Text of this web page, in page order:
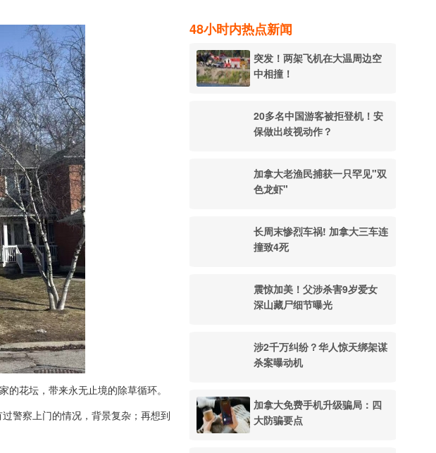
花坛，带来永无止境的除草循环。
警察上门的情况，背景复杂；再想到
48小时内热点新闻
突发！两架飞机在大温周边空
中相撞！
20多名中国游客被拒登机！安
保做出歧视动作？
加拿大老渔民捕获一只罕见"双
色龙虾"
长周末惨烈车祸! 加拿大三车连
撞致4死
震惊加美！父涉杀害9岁爱女
深山藏尸细节曝光
涉2千万纠纷？华人惊天绑架谋
杀案曝动机
加拿大免费手机升级骗局：四
大防骗要点